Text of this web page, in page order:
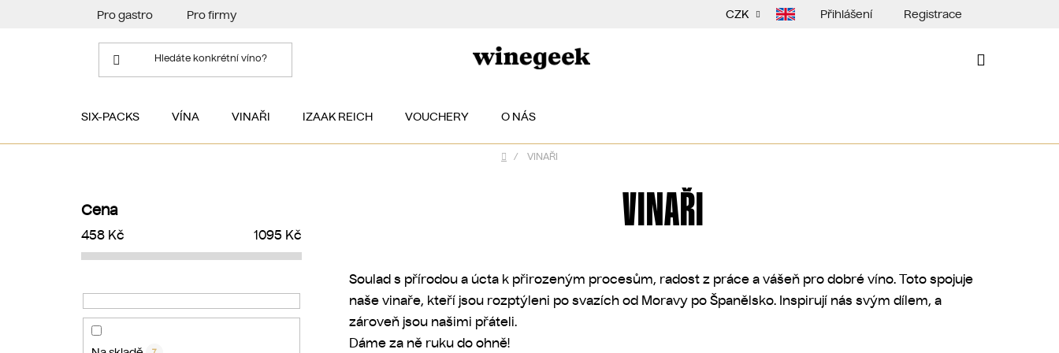
Pro gastro Pro firmy CZK Přihlášení Registrace
SIX-PACKS VÍNA VINAŘI IZAAK REICH VOUCHERY O NÁS
Domů
/ VINAŘI
Cena
458 Kč 1095 Kč VINAŘI
Soulad s přírodou a úcta k přirozeným procesům, radost z práce a vášeň pro dobré víno. Toto spojuje
naše vinaře, kteří jsou rozptýleni po svazích od Moravy po Španělsko. Inspirují nás svým dílem, a
zároveň jsou našimi přáteli.
Dáme za ně ruku do ohně!